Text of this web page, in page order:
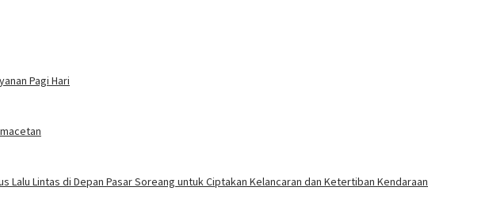
Pagi Hari
Lalu Lintas di Depan Pasar Soreang untuk Ciptakan Kelancaran dan Ketertiban Kendaraan